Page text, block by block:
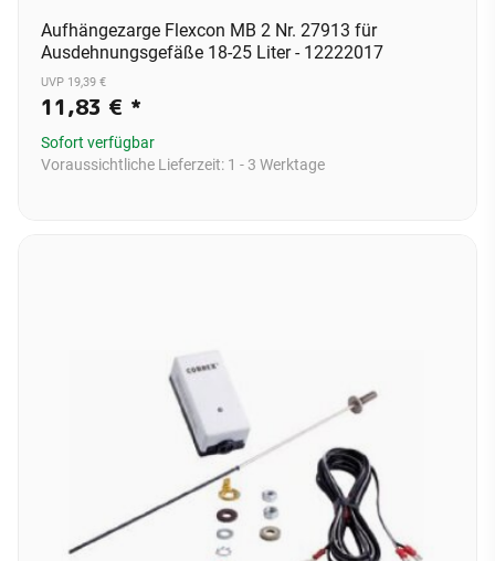
Aufhängezarge Flexcon MB 2 Nr. 27913 für
Ausdehnungsgefäße 18-25 Liter - 12222017
UVP 19,39 €
11,83 € *
Sofort verfügbar
Voraussichtliche Lieferzeit: 1 - 3 Werktage